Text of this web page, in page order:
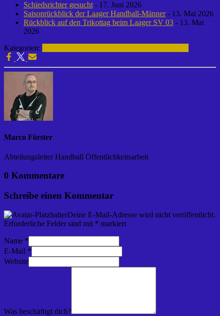
Schiedsrichter gesucht - 17. Juni 2026
Saisonrückblick der Laager Handball-Männer- 13. Mai 2026
Rückblick auf den Trikottag beim Laager SV 03 - 13. Mai
2026
Kategorien:
Marco Förster
Abteilungsleiter Handball Öffentlichkeitsarbeit
0 Kommentare
Schreibe einen Kommentar
Deine E-Mail-Adresse wird nicht veröffentlicht.
Erforderliche Felder sind mit * markiert
Name *
E-Mail *
Website
Was beschäftigt dich?